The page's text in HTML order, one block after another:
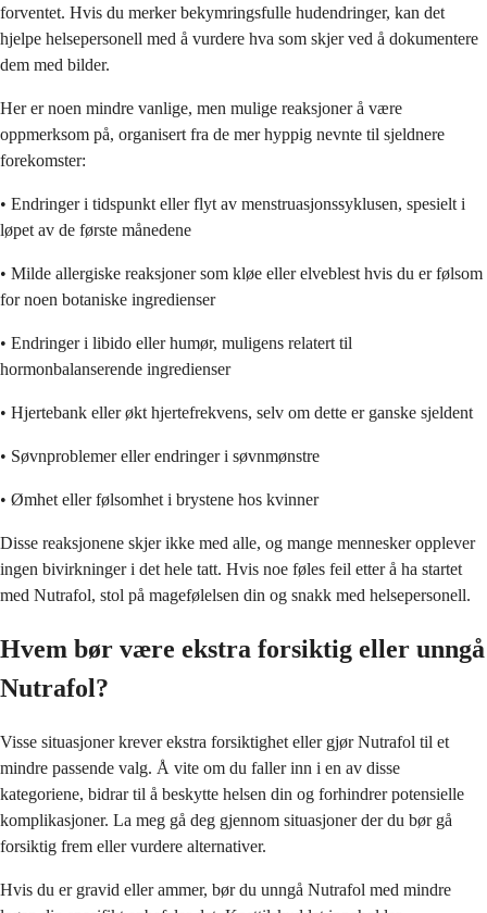
forventet. Hvis du merker bekymringsfulle hudendringer, kan det
hjelpe helsepersonell med å vurdere hva som skjer ved å dokumentere
dem med bilder.
Her er noen mindre vanlige, men mulige reaksjoner å være
oppmerksom på, organisert fra de mer hyppig nevnte til sjeldnere
forekomster:
• Endringer i tidspunkt eller flyt av menstruasjonssyklusen, spesielt i
løpet av de første månedene
• Milde allergiske reaksjoner som kløe eller elveblest hvis du er følsom
for noen botaniske ingredienser
• Endringer i libido eller humør, muligens relatert til
hormonbalanserende ingredienser
• Hjertebank eller økt hjertefrekvens, selv om dette er ganske sjeldent
• Søvnproblemer eller endringer i søvnmønstre
• Ømhet eller følsomhet i brystene hos kvinner
Disse reaksjonene skjer ikke med alle, og mange mennesker opplever
ingen bivirkninger i det hele tatt. Hvis noe føles feil etter å ha startet
med Nutrafol, stol på magefølelsen din og snakk med helsepersonell.
Hvem bør være ekstra forsiktig eller unngå
Nutrafol?
Visse situasjoner krever ekstra forsiktighet eller gjør Nutrafol til et
mindre passende valg. Å vite om du faller inn i en av disse
kategoriene, bidrar til å beskytte helsen din og forhindrer potensielle
komplikasjoner. La meg gå deg gjennom situasjoner der du bør gå
forsiktig frem eller vurdere alternativer.
Hvis du er gravid eller ammer, bør du unngå Nutrafol med mindre